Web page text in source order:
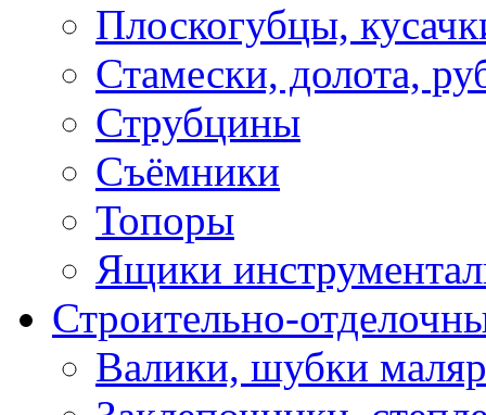
Плоскогубцы,
Стамески, долота,
Струбцины
Съёмники
Топоры
Ящики
Строительно-
Валики, шубки